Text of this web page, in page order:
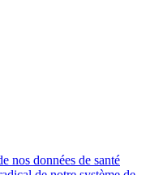
nos données de santé